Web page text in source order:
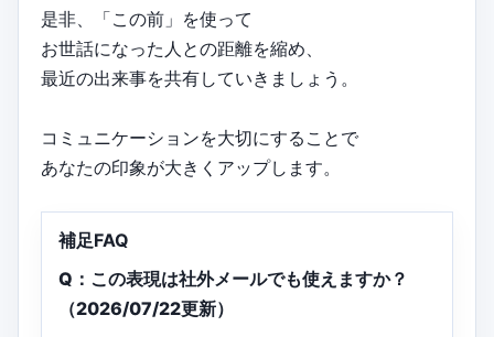
是非、「この前」を使って
お世話になった人との距離を縮め、
最近の出来事を共有していきましょう。
コミュニケーションを大切にすることで
あなたの印象が大きくアップします。
補足FAQ
Q：この表現は社外メールでも使えますか？
（2026/07/22更新）